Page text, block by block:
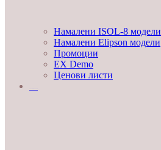
Намалени ISOL-8 модели
Намалени Elipson модели
Промоции
EX Demo
Ценови листи